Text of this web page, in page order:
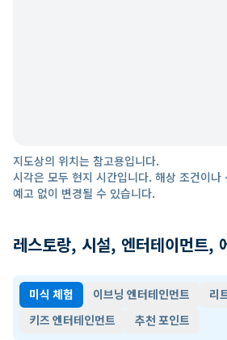
지도상의 위치는 참고용입니다.
시각은 모두 현지 시간입니다. 해상 조건이나
예고 없이 변경될 수 있습니다.
레스토랑, 시설, 엔터테이먼트,
미식 체험 이브닝 엔터테인먼트
리
키즈 엔터테인먼트
추천 포인트